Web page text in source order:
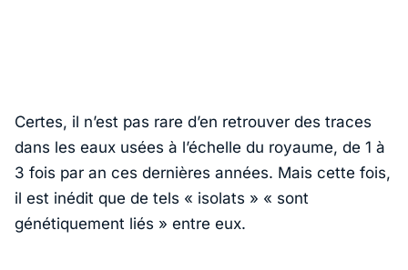
Certes, il n’est pas rare d’en retrouver des traces
dans les eaux usées à l’échelle du royaume, de 1 à
3 fois par an ces dernières années. Mais cette fois,
il est inédit que de tels « isolats » « sont
génétiquement liés » entre eux.